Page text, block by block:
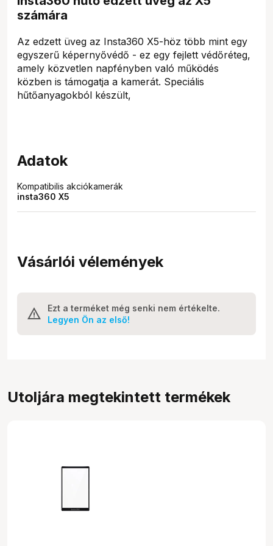
számára
Az edzett üveg az Insta360 X5-höz több mint egy
egyszerű képernyővédő - ez egy fejlett védőréteg,
amely közvetlen napfényben való működés
közben is támogatja a kamerát. Speciális
hűtőanyagokból készült,
Adatok
Kompatibilis akciókamerák
insta360 X5
Vásárlói vélemények
Ezt a terméket még senki nem értékelte.
Legyen Ön az első!
Utoljára megtekintett termékek